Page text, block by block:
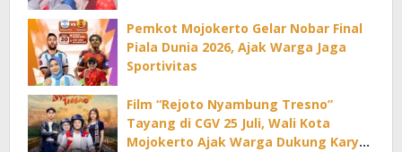
Pemkot Mojokerto Gelar Nobar Final
Piala Dunia 2026, Ajak Warga Jaga
Sportivitas
Film “Rejoto Nyambung Tresno”
Tayang di CGV 25 Juli, Wali Kota
Mojokerto Ajak Warga Dukung Karya